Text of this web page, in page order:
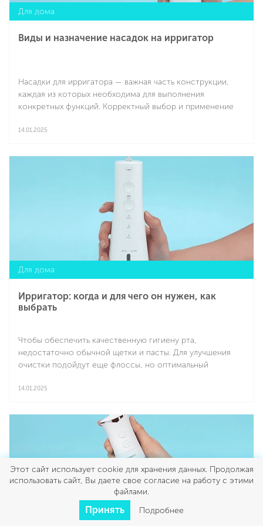
Для дома
Виды и назначение насадок на ирригатор
Насадки для ирригатора — важная часть конструкции,
каждая из которых необходима для выполнения
конкретных функций. Корректный выбор и применение
полости рта и исключить распространенные
14.01.2025
Подробнее
Для дома
Ирригатор: когда и для чего он нужен, как
выбрать
Чтобы обеспечить качественную гигиену рта,
недостаточно обычной щетки и пасты. Для улучшения
очистки подойдут еще флоссы, но оптимальный
14.01.2025
Подробнее
Этот сайт использует cookie для хранения данных. Продолжая
использовать сайт, Вы даете свое согласие на работу с этими
файлами.
Принять Подробнее